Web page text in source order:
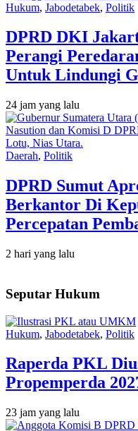
Hukum, Jabodetabek, Politik
DPRD DKI
Perangi
Untuk Lindungi
24 jam yang lalu
Daerah, Politik
DPRD Sumut
Berkantor Di
Percepatan
2 hari yang lalu
Seputar Hukum
Hukum, Jabodetabek, Politik
Raperda PKL
Propemperda
23 jam yang lalu